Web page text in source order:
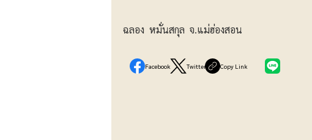
ฉลอง หมั่นสกุล จ.แม่ฮ่องสอน
Facebook Twitter Copy Link